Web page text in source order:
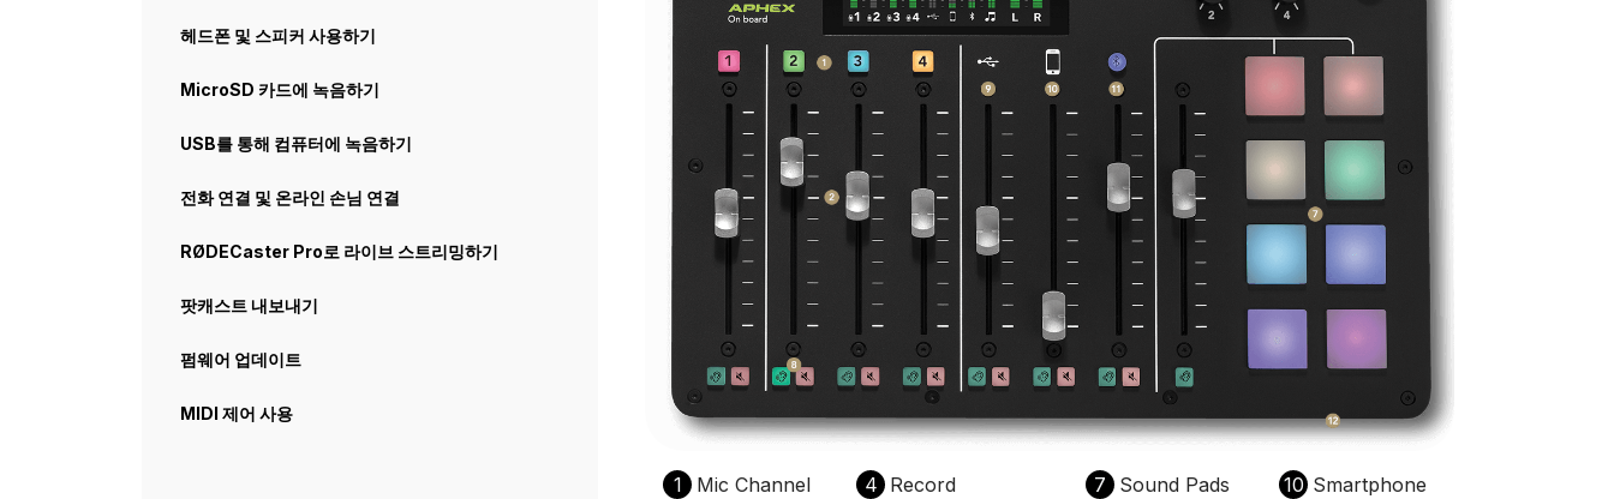
헤드폰 및 스피커 사용하기
MicroSD 카드에 녹음하기
USB를 통해 컴퓨터에 녹음하기
전화 연결 및 온라인 손님 연결
RØDECaster Pro로 라이브 스트리밍하기
팟캐스트 내보내기
펌웨어 업데이트
MIDI 제어 사용
1
Mic Channel
4 Record
7
Sound Pads
10 Smartphone